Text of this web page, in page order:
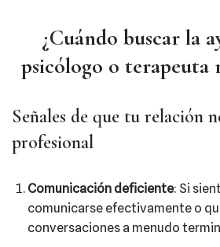
¿Cuándo buscar la
psicólogo o terapeuta
Señales de que tu relación
profesional
Comunicación deficiente: Si
comunicarse efectivamente o
conversaciones a menudo